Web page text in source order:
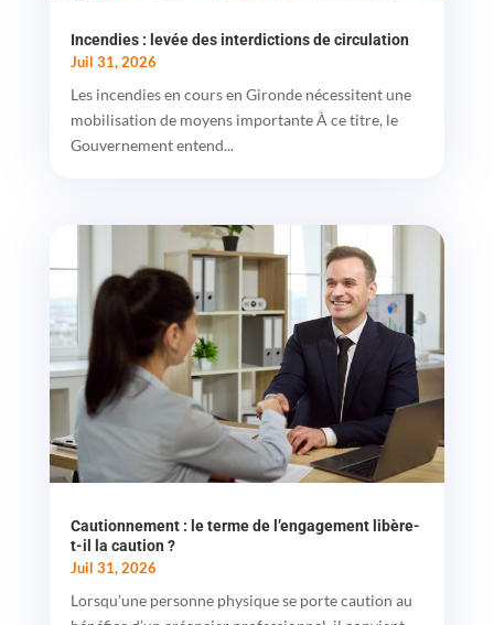
Incendies : levée des interdictions de circulation
Juil 31, 2026
Les incendies en cours en Gironde nécessitent une
mobilisation de moyens importante À ce titre, le
Gouvernement entend...
Cautionnement : le terme de l’engagement libère-
t-il la caution ?
Juil 31, 2026
Lorsqu’une personne physique se porte caution au